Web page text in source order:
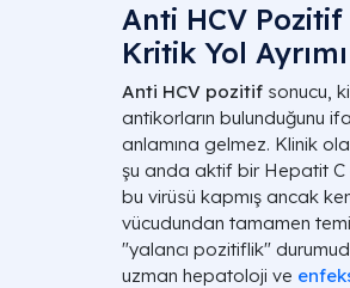
Anti HCV
Kritik Yol Ayrımı
Anti HCV pozitif sonucu,
antikorların bulunduğunu
anlamına gelmez. Klinik
şu anda aktif bir Hepatit C
bu virüsü kapmış ancak
vücudundan tamamen
"yalancı pozitiflik"
uzman hepatoloji ve